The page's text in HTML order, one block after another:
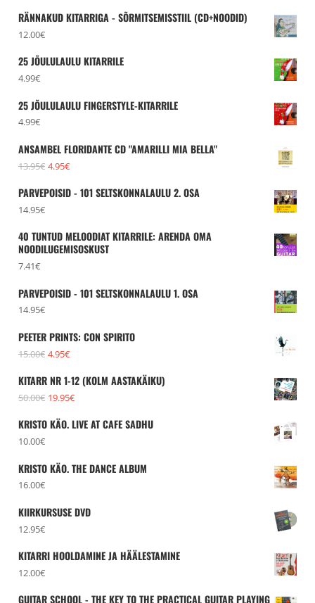
RÄNNAKUD KITARRIGA - SÕRMITSEMISSTIIL (CD+NOODID)
12.00€
25 JÕULULAULU KITARRILE
4.99€
25 JÕULULAULU FINGERSTYLE-KITARRILE
4.99€
ANSAMBEL FLORIDANTE CD "AMARILLI MIA BELLA"
13.95€ Algne
oli:
4.95€Praegune
on:
PARVEPOISID - 101 SELTSKONNALAULU 2. OSA
14.95€
40 TUNTUD MELOODIAT KITARRILE: ARENDA OMA
NOODILUGEMISOSKUST
7.41€
PARVEPOISID - 101 SELTSKONNALAULU 1. OSA
14.95€
PEETER PRINTS: CON SPIRITO
15.00€ Algne
oli:
15.00€.
4.95€Praegune
on:
4.95€.
KITARR NR 1-12 (KOLM AASTAKÄIKU)
50.00€ Algne
oli:
19.95€Praegune
on:
KRISTO KÄO. LIVE AT CAFE SADHU
10.00€
KRISTO KÄO. THE DANCE ALBUM
16.00€
KIIRKURSUSE DVD
12.95€
KITARRI HOOLDAMINE JA HÄÄLESTAMINE
12.00€
GUITAR SCHOOL - THE KEY TO THE PRACTICAL GUITAR PLAYING